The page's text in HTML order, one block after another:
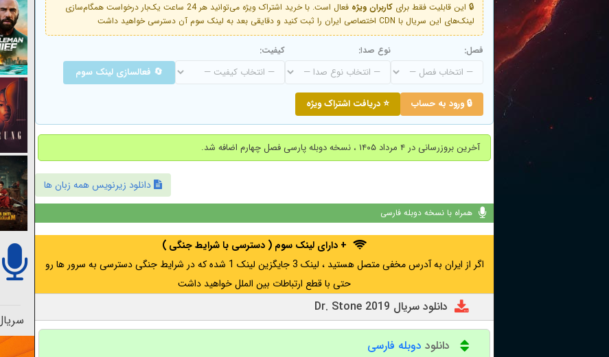
🔒 این قابلیت فقط برای کاربران ویژه
فعال است. با خرید اشتراک ویژه می‌توانید هر 24 ساعت یک‌بار درخواست همگام‌سازی
لینک‌های این سریال با CDN اختصاصی ایران را ثبت کنید و دقایقی بعد به لینک سوم آن دسترسی خواهید داشت
فصل: نوع صدا: کیفیت:
🔄 فعالسازی لینک سوم
🔒 ورود به حساب ⭐ دریافت اشتراک ویژه
آخرین بروزرسانی در ۴ مرداد ۱۴۰۵ ، نسخه دوبله پارسی فصل چهارم اضافه شد.
دانلود زیرنویس همه زبان ها
همراه با نسخه دوبله فارسی
+ دارای لینک سوم ( دسترسی با شرایط جنگی )
اگر از ایران به آدرس مخفی متصل هستید ، لینک 3 جایگزین لینک 1 شده که در شرایط جنگی دسترسی به سرور ها رو
حتی با قطع ارتباطات بین الملل خواهید داشت
دانلود سریال Dr. Stone 2019
دانلود دوبله فارسی